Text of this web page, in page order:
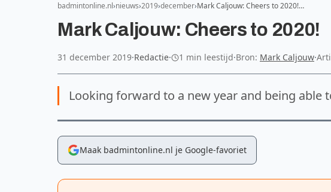
badmintonline.nl nieuws 2019 december Mark Caljouw: Cheers to 2020!…
Mark Caljouw: Cheers to 2020!
31 december 2019·Redactie· 1 min leestijd·Bron: Mark Caljouw·
Looking forward to a new year and being able
Maak badmintonline.nl je Google-favoriet